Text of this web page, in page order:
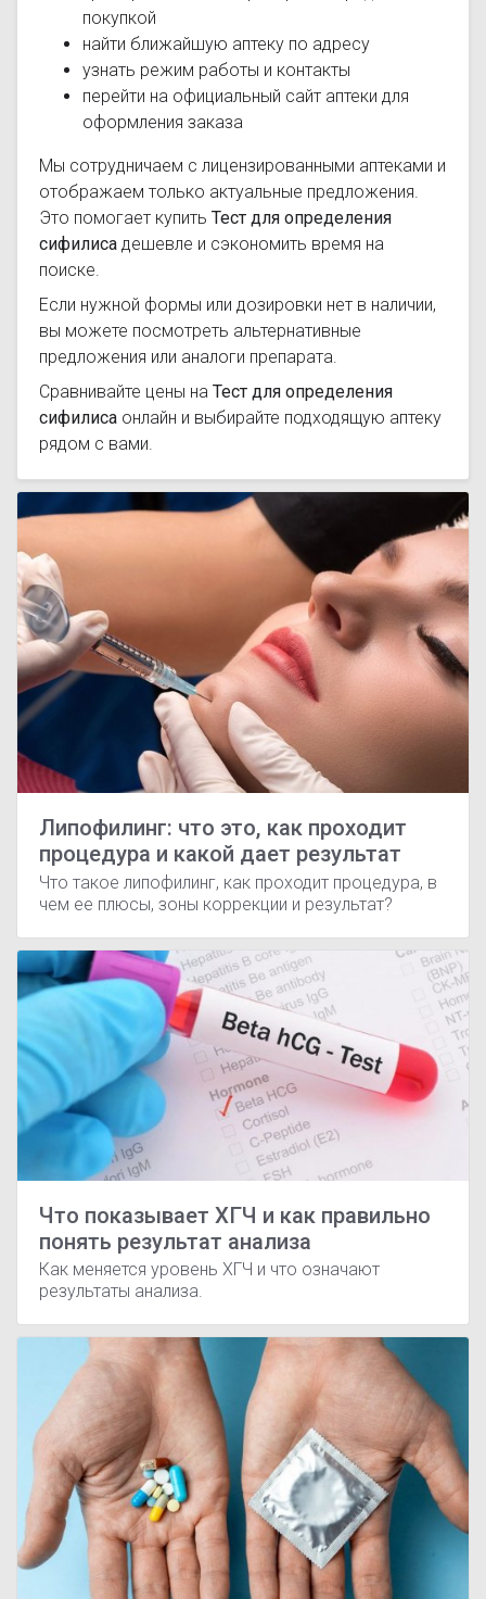
покупкой
найти ближайшую аптеку по адресу
узнать режим работы и контакты
перейти на официальный сайт аптеки для
оформления заказа
Мы сотрудничаем с лицензированными аптеками и
отображаем только актуальные предложения.
Это помогает купить Тест для определения
сифилиса дешевле и сэкономить время на
поиске.
Если нужной формы или дозировки нет в наличии,
вы можете посмотреть альтернативные
предложения или аналоги препарата.
Сравнивайте цены на Тест для определения
сифилиса онлайн и выбирайте подходящую аптеку
рядом с вами.
Липофилинг: что это, как проходит
процедура и какой дает результат
Что такое липофилинг, как проходит процедура, в
чем ее плюсы, зоны коррекции и результат?
Что показывает ХГЧ и как правильно
понять результат анализа
Как меняется уровень ХГЧ и что означают
результаты анализа.